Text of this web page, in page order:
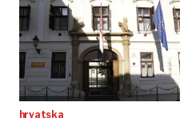
hrvatska